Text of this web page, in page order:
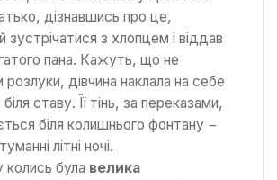
дізнавшись про це,
зустрічатися з хлопцем і віддав
пана. Кажуть, що не
дівчина наклала на себе
ставу. Її тінь, за переказами,
біля колишнього фонтану −
літні ночі.
була велика